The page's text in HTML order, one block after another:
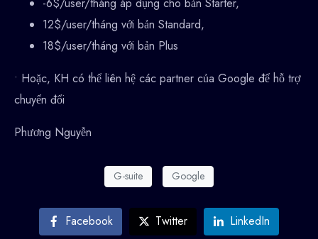
12$/user/tháng với bản Standard,
18$/user/tháng với bản Plus
• Hoặc, KH có thể liên hệ các partner của Google để hỗ trợ
chuyển đổi
Phương Nguyễn
G-suite Google
Facebook Twitter LinkedIn